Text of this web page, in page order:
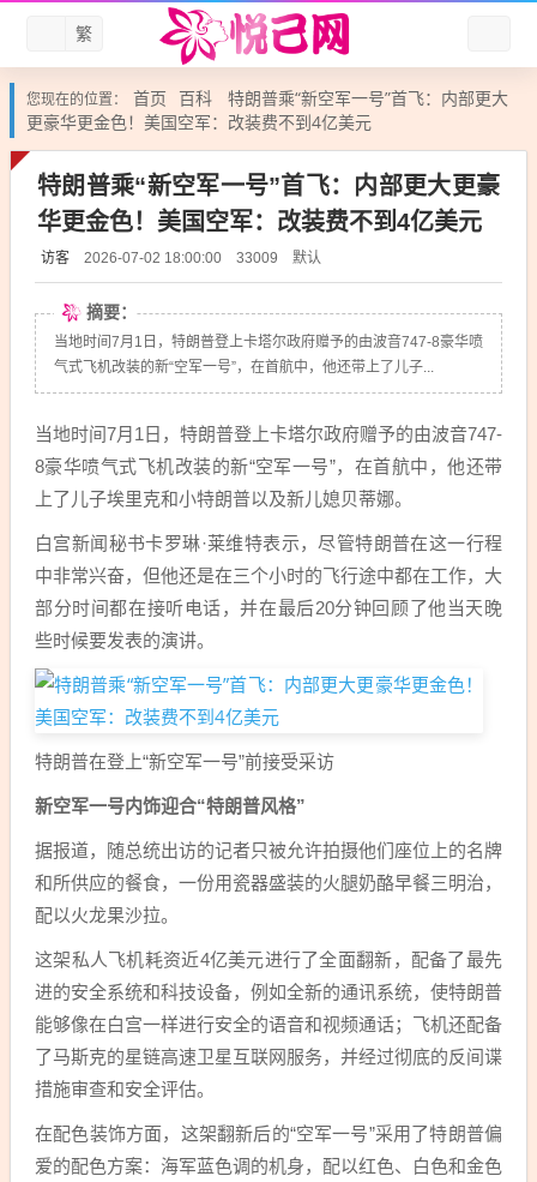
繁
您现在的位置： 首页 百科
特朗普乘“新空军一号”首飞：内部更大
更豪华更金色！美国空军：改装费不到4亿美元
特朗普乘“新空军一号”首飞：内部更大更豪
华更金色！美国空军：改装费不到4亿美元
访客 2026-07-02 18:00:00 33009 默认
摘要：
当地时间7月1日，特朗普登上卡塔尔政府赠予的由波音747-8豪华喷
气式飞机改装的新“空军一号”，在首航中，他还带上了儿子...
当地时间7月1日，特朗普登上卡塔尔政府赠予的由波音747-
8豪华喷气式飞机改装的新“空军一号”，在首航中，他还带
上了儿子埃里克和小特朗普以及新儿媳贝蒂娜。
白宫新闻秘书卡罗琳·莱维特表示，尽管特朗普在这一行程
中非常兴奋，但他还是在三个小时的飞行途中都在工作，大
部分时间都在接听电话，并在最后20分钟回顾了他当天晚
些时候要发表的演讲。
特朗普在登上“新空军一号”前接受采访
新空军一号内饰迎合“特朗普风格”
据报道，随总统出访的记者只被允许拍摄他们座位上的名牌
和所供应的餐食，一份用瓷器盛装的火腿奶酪早餐三明治，
配以火龙果沙拉。
这架私人飞机耗资近4亿美元进行了全面翻新，配备了最先
进的安全系统和科技设备，例如全新的通讯系统，使特朗普
能够像在白宫一样进行安全的语音和视频通话；飞机还配备
了马斯克的星链高速卫星互联网服务，并经过彻底的反间谍
措施审查和安全评估。
在配色装饰方面，这架翻新后的“空军一号”采用了特朗普偏
爱的配色方案：海军蓝色调的机身，配以红色、白色和金色